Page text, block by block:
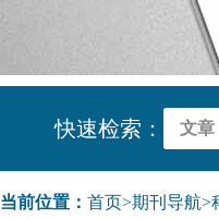
快速检索： 文章
当前位置： 首页>期刊导航>